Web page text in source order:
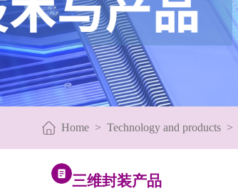
Home> Technology and products>
三维封装产品